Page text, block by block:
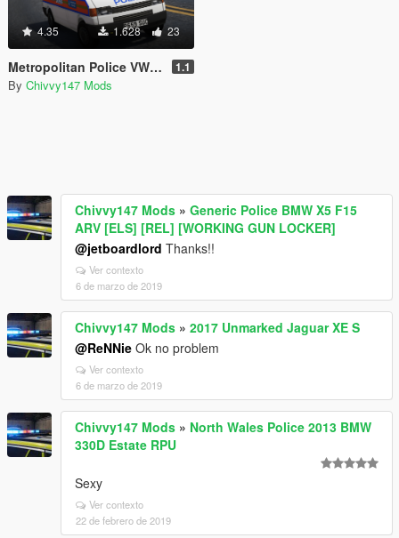
4.35 1.628 23
Metropolitan Police VW T4 Officer Carrier 1.1
By Chivvy147 Mods
Chivvy147 Mods » Generic Police BMW X5 F15
ARV [ELS] [REL] [WORKING GUN LOCKER]
@jetboardlord Thanks!!
Ver contexto
6 de marzo de 2019
Chivvy147 Mods » 2017 Unmarked Jaguar XE S
@ReNNie Ok no problem
Ver contexto
6 de marzo de 2019
Chivvy147 Mods » North Wales Police 2013 BMW
330D Estate RPU
Sexy
Ver contexto
22 de febrero de 2019